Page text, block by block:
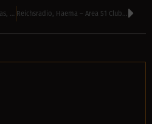
Neopit Pilski – Party Club, Burgas, Bulgaria Reichsradio, Haema – Area 51 Club, Varna, Bulgaria